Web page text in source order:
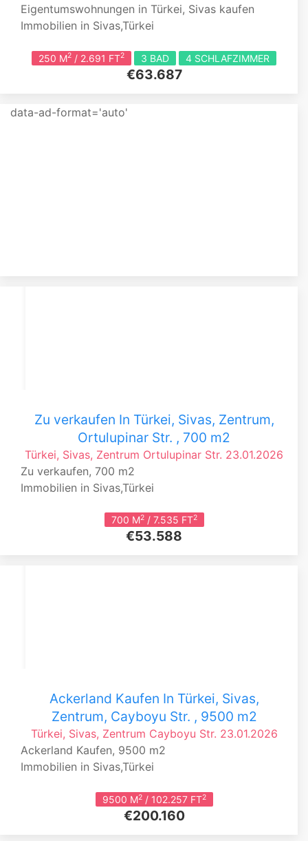
Eigentumswohnungen in Türkei, Sivas kaufen
Immobilien in Sivas,Türkei
250 M2 / 2.691 FT2 3 BAD 4 SCHLAFZIMMER
€63.687
data-ad-format='auto'
Zu verkaufen In Türkei, Sivas, Zentrum,
Ortulupinar Str. , 700 m2
Türkei, Sivas, Zentrum Ortulupinar Str. 23.01.2026
Zu verkaufen, 700 m2
Immobilien in Sivas,Türkei
700 M2/ 7.535 FT2
€53.588
Ackerland Kaufen In Türkei, Sivas,
Zentrum, Cayboyu Str. , 9500 m2
Türkei, Sivas, Zentrum Cayboyu Str. 23.01.2026
Ackerland Kaufen, 9500 m2
Immobilien in Sivas,Türkei
9500 M2/ 102.257 FT2
€200.160